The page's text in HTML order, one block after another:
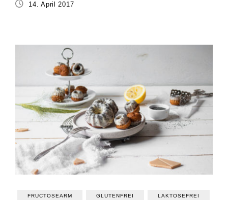
14. April 2017
FRUCTOSEARM GLUTENFREI LAKTOSEFREI